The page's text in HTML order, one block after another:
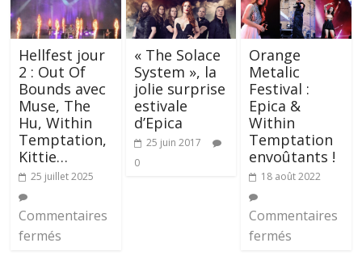
Hellfest jour
2 : Out Of
Bounds avec
Muse, The
Hu, Within
Temptation,
Kittie…
25 juillet 2025
Commentaires
fermés
« The Solace
System », la
jolie surprise
estivale
d’Epica
25 juin 2017
0
Orange
Metalic
Festival :
Epica &
Within
Temptation
envoûtants !
18 août 2022
Commentaires
fermés